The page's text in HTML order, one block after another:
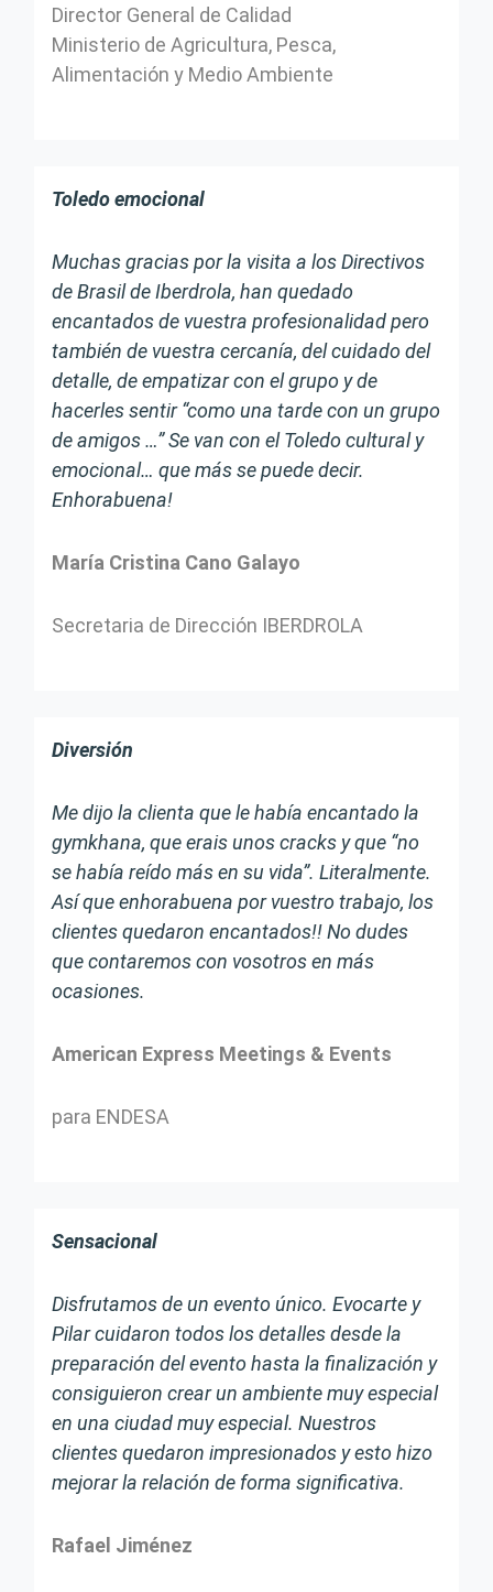
Director General de Calidad
Ministerio de Agricultura, Pesca,
Alimentación y Medio Ambiente
Toledo emocional
Muchas gracias por la visita a los Directivos
de Brasil de Iberdrola, han quedado
encantados de vuestra profesionalidad pero
también de vuestra cercanía, del cuidado del
detalle, de empatizar con el grupo y de
hacerles sentir “como una tarde con un grupo
de amigos …” Se van con el Toledo cultural y
emocional… que más se puede decir.
Enhorabuena!
María Cristina Cano Galayo
Secretaria de Dirección IBERDROLA
Diversión
Me dijo la clienta que le había encantado la
gymkhana, que erais unos cracks y que “no
se había reído más en su vida”. Literalmente.
Así que enhorabuena por vuestro trabajo, los
clientes quedaron encantados!! No dudes
que contaremos con vosotros en más
ocasiones.
American Express Meetings & Events
para ENDESA
Sensacional
Disfrutamos de un evento único. Evocarte y
Pilar cuidaron todos los detalles desde la
preparación del evento hasta la finalización y
consiguieron crear un ambiente muy especial
en una ciudad muy especial. Nuestros
clientes quedaron impresionados y esto hizo
mejorar la relación de forma significativa.
Rafael Jiménez